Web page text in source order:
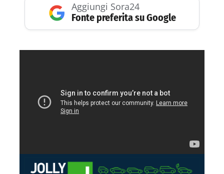
Aggiungi Sora24
Fonte preferita su Google